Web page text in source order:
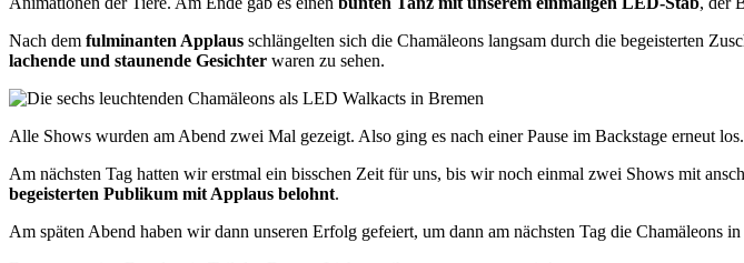
Nach dem fulminanten Applaus schlängelten sich die Chamäleons langsam durch die begeisterten
lachende und staunende Gesichter waren zu sehen.
Alle Shows wurden am Abend zwei Mal gezeigt. Also ging es nach einer Pause im Backstage erneut
Am nächsten Tag hatten wir erstmal ein bisschen Zeit für uns, bis wir noch einmal zwei Shows mit
begeisterten Publikum mit Applaus belohnt.
Am späten Abend haben wir dann unseren Erfolg gefeiert, um dann am nächsten Tag die Chamäleons